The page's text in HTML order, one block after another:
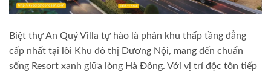
Biệt thự An Quý Villa tự hào là phân khu thấp tầng đẳng
cấp nhất tại lõi Khu đô thị Dương Nội, mang đến chuẩn
sống Resort xanh giữa lòng Hà Đông. Với vị trí độc tôn tiếp